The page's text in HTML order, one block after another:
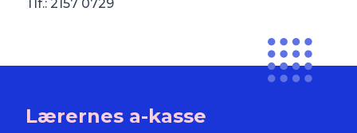
Tlf.: 2157 0729
Lærernes a-kasse